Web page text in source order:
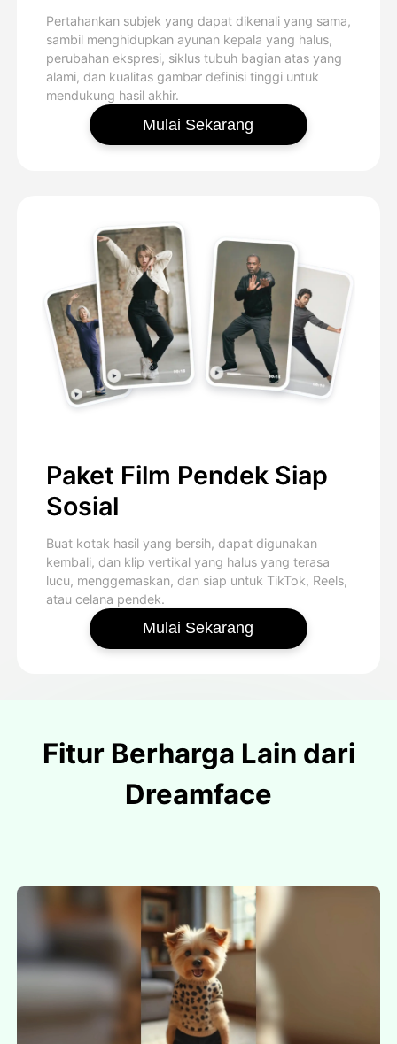
Pertahankan subjek yang dapat dikenali yang sama,
sambil menghidupkan ayunan kepala yang halus,
perubahan ekspresi, siklus tubuh bagian atas yang
alami, dan kualitas gambar definisi tinggi untuk
mendukung hasil akhir.
Mulai Sekarang
Paket Film Pendek Siap
Sosial
Buat kotak hasil yang bersih, dapat digunakan
kembali, dan klip vertikal yang halus yang terasa
lucu, menggemaskan, dan siap untuk TikTok, Reels,
atau celana pendek.
Mulai Sekarang
Fitur Berharga Lain dari
Dreamface